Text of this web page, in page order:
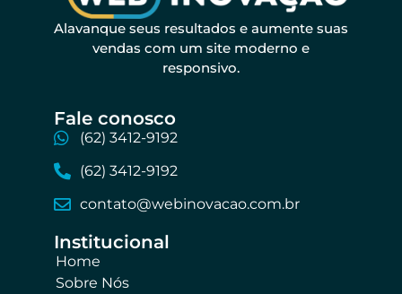
Alavanque seus resultados e aumente suas
vendas com um site moderno e
responsivo.
Fale conosco​
(62) 3412-9192
(62) 3412-9192
contato@webinovacao.com.br
Institucional​
Home
Sobre Nós